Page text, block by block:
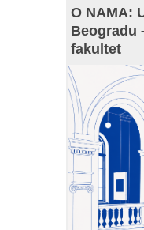
O NAMA:
Beogradu
fakultet